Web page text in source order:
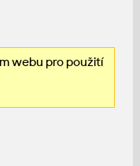
webu pro použití